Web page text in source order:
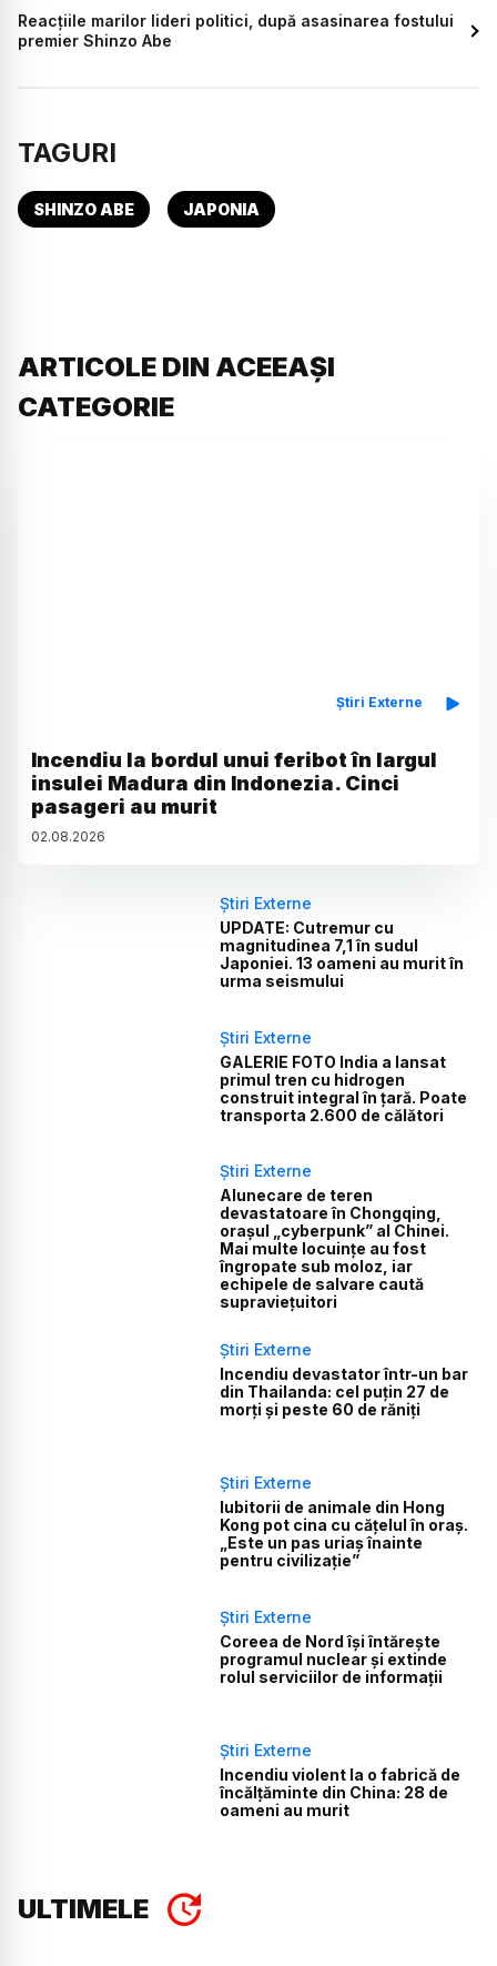
Reacțiile marilor lideri politici, după asasinarea fostului
premier Shinzo Abe
TAGURI
SHINZO ABE JAPONIA
ARTICOLE DIN ACEEAȘI
CATEGORIE
Știri Externe
Incendiu la bordul unui feribot în largul
insulei Madura din Indonezia. Cinci
pasageri au murit
02.08.2026
Știri Externe
UPDATE: Cutremur cu
magnitudinea 7,1 în sudul
Japoniei. 13 oameni au murit în
urma seismului
Știri Externe
GALERIE FOTO India a lansat
primul tren cu hidrogen
construit integral în țară. Poate
transporta 2.600 de călători
Știri Externe
Alunecare de teren
devastatoare în Chongqing,
orașul „cyberpunk” al Chinei.
Mai multe locuințe au fost
îngropate sub moloz, iar
echipele de salvare caută
supraviețuitori
Știri Externe
Incendiu devastator într-un bar
din Thailanda: cel puțin 27 de
morți și peste 60 de răniți
Știri Externe
Iubitorii de animale din Hong
Kong pot cina cu cățelul în oraș.
„Este un pas uriaș înainte
pentru civilizație”
Știri Externe
Coreea de Nord își întărește
programul nuclear și extinde
rolul serviciilor de informații
Știri Externe
Incendiu violent la o fabrică de
încălţăminte din China: 28 de
oameni au murit
ULTIMELE